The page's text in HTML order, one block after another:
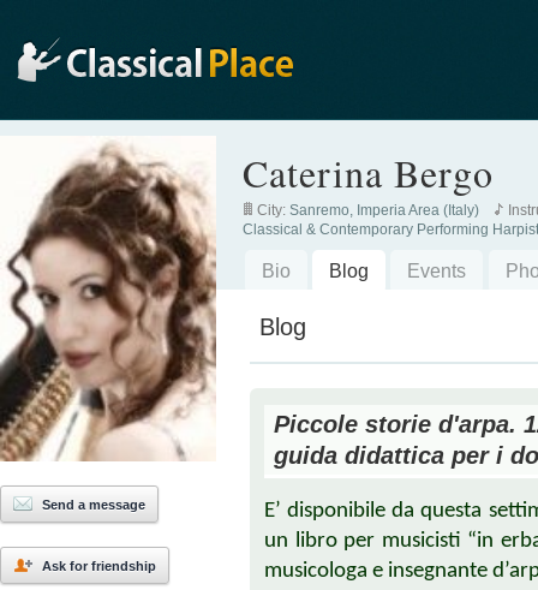
Send a message
Ask for friendship
Caterina Bergo
City: Sanremo, Imperia Area (Italy)
Classical & Contemporary Performing Harpist
Bio Blog Events
Blog
Piccole storie d'arpa.
guida didattica per i
E’ disponibile da questa
un libro per musicisti “in
musicologa e insegnante